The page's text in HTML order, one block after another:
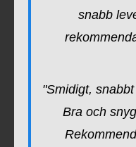
snabb
"Smidigt,
Bra och